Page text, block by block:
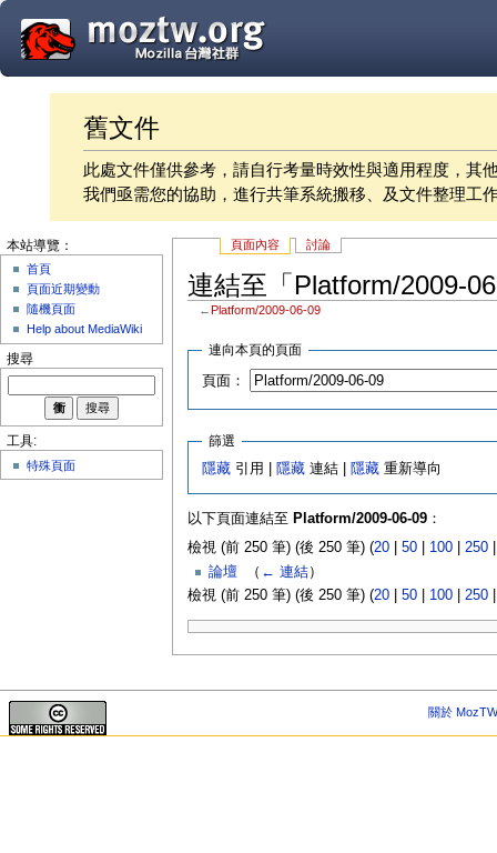
舊文件
此處文件僅供參考，請自行考量時效性與適用程度，其
我們亟需您的協助，進行共筆系統搬移、及文件整理工
頁面內容 討論
連結至「Platform/2009-
← Platform/2009-06-09
連向本頁的頁面
頁面：
篩選
隱藏 引用 | 隱藏 連結 | 隱藏 重新導向
以下頁面連結至 Platform/2009-06-09：
檢視 (前 250 筆) (後 250 筆) (20| 50| 100| 250
論壇
（ ← 連結）
檢視 (前 250 筆) (後 250 筆) (20| 50| 100| 250
本站導覽：
首頁
頁面近期變動
隨機頁面
Help about MediaWiki
搜尋
工具:
特殊頁面
關於